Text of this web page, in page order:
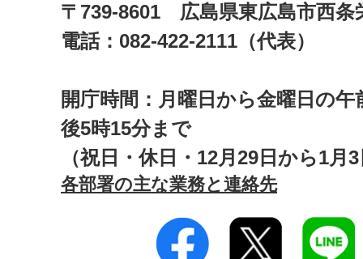
〒739-8601 広島県東広島市西
電話：082-422-2111（代表）
開庁時間：月曜日から金曜日の午
後5時15分まで
（祝日・休日・12月29日から1月
各部署の主な業務と連絡先